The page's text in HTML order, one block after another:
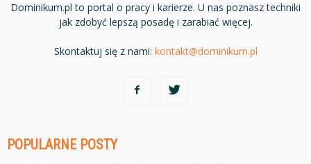
Dominikum.pl to portal o pracy i karierze. U nas poznasz techniki
jak zdobyć lepszą posadę i zarabiać więcej.
Skontaktuj się z nami: kontakt@dominikum.pl
POPULARNE POSTY